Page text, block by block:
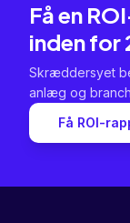
Få en
inden for
Skræddersyet
anlæg og
Få ROI-